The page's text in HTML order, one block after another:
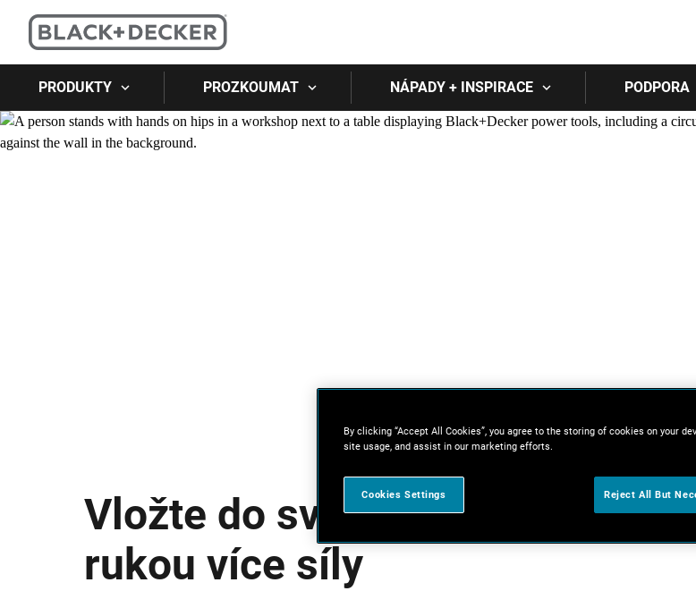
PRODUKTY PROZKOUMAT NÁPADY + INSPIRACE PODPORA
Vložte do svých
rukou více síly
By clicking “Accept All Cookies”, you agree to the storing of cookies on your
site usage, and assist in our marketing efforts.
Cookies Settings Reject All But